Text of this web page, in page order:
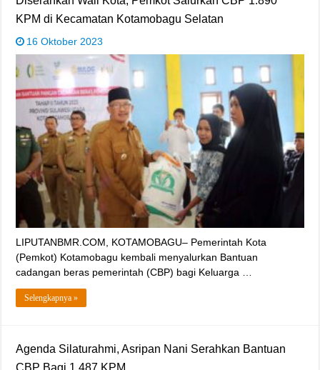
KPM di Kecamatan Kotamobagu Selatan
16 Oktober 2023
LIPUTANBMR.COM, KOTAMOBAGU– Pemerintah Kota
(Pemkot) Kotamobagu kembali menyalurkan Bantuan
cadangan beras pemerintah (CBP) bagi Keluarga …
Selengkapnya »
Agenda Silaturahmi, Asripan Nani Serahkan Bantuan
CBP Bagi 1.487 KPM